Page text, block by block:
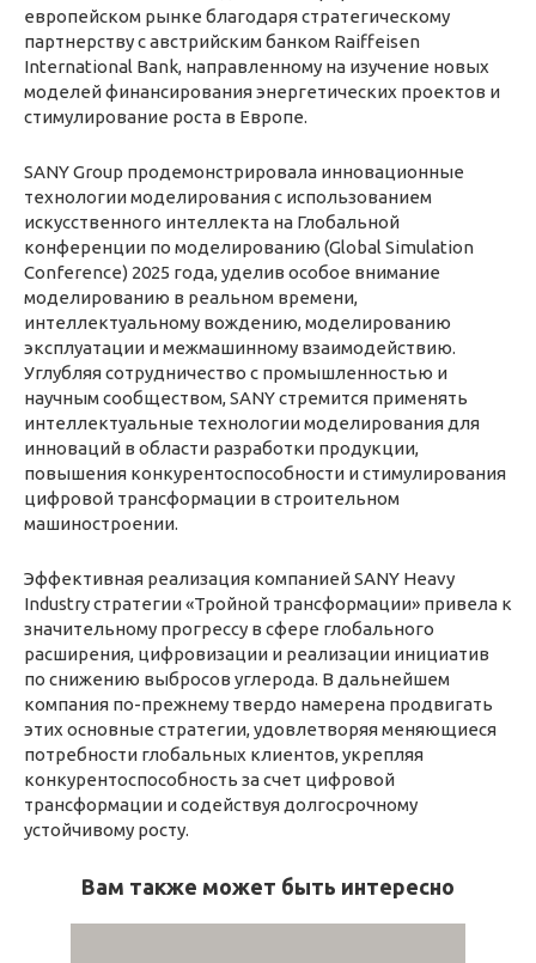
европейском рынке благодаря стратегическому
партнерству с австрийским банком Raiffeisen
International Bank, направленному на изучение новых
моделей финансирования энергетических проектов и
стимулирование роста в Европе.
SANY Group продемонстрировала инновационные
технологии моделирования с использованием
искусственного интеллекта на Глобальной
конференции по моделированию (Global Simulation
Conference) 2025 года, уделив особое внимание
моделированию в реальном времени,
интеллектуальному вождению, моделированию
эксплуатации и межмашинному взаимодействию.
Углубляя сотрудничество с промышленностью и
научным сообществом, SANY стремится применять
интеллектуальные технологии моделирования для
инноваций в области разработки продукции,
повышения конкурентоспособности и стимулирования
цифровой трансформации в строительном
машиностроении.
Эффективная реализация компанией SANY Heavy
Industry стратегии «Тройной трансформации» привела к
значительному прогрессу в сфере глобального
расширения, цифровизации и реализации инициатив
по снижению выбросов углерода. В дальнейшем
компания по-прежнему твердо намерена продвигать
этих основные стратегии, удовлетворяя меняющиеся
потребности глобальных клиентов, укрепляя
конкурентоспособность за счет цифровой
трансформации и содействуя долгосрочному
устойчивому росту.
Вам также может быть интересно